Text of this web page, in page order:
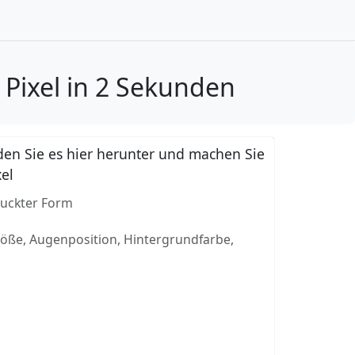
in 2 Sekunden
Sie es hier herunter und machen Sie
Form
Augenposition, Hintergrundfarbe,